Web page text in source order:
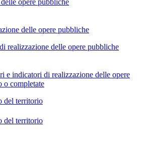
delle opere pubbliche
realizzazione delle opere pubbliche
e indicatori di realizzazione delle opere
o completate
del territorio
del territorio